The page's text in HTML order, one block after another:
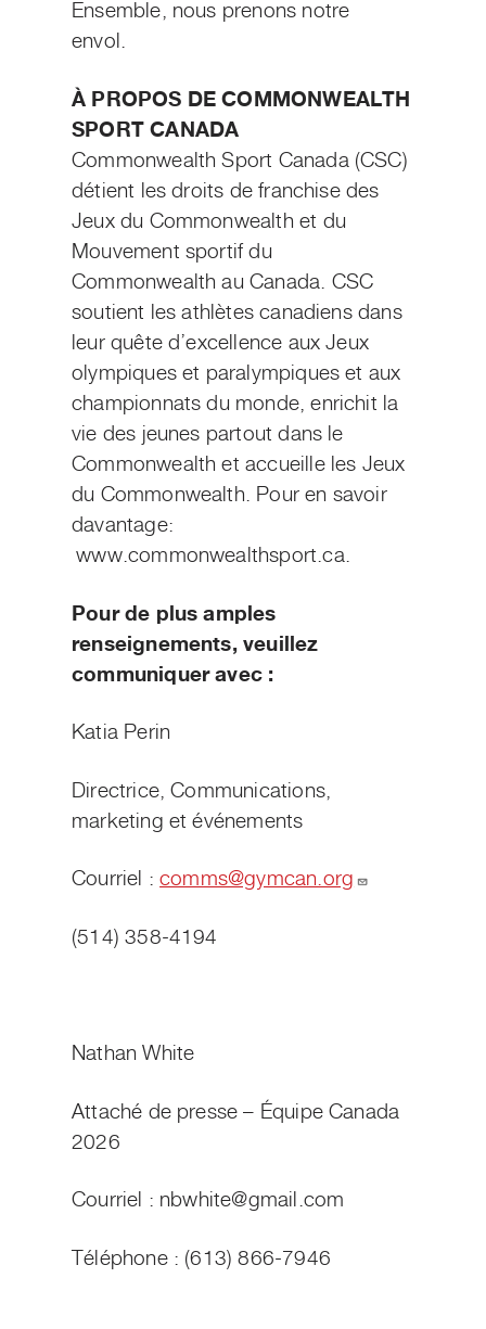
Ensemble, nous prenons notre
envol.
À PROPOS DE COMMONWEALTH
SPORT CANADA
Commonwealth Sport Canada (CSC)
détient les droits de franchise des
Jeux du Commonwealth et du
Mouvement sportif du
Commonwealth au Canada. CSC
soutient les athlètes canadiens dans
leur quête d’excellence aux Jeux
olympiques et paralympiques et aux
championnats du monde, enrichit la
vie des jeunes partout dans le
Commonwealth et accueille les Jeux
du Commonwealth. Pour en savoir
davantage:
www.commonwealthsport.ca.
Pour de plus amples
renseignements, veuillez
communiquer avec :
Katia Perin
Directrice, Communications,
marketing et événements
Courriel :comms@gymcan.org
(514) 358-4194
Nathan White
Attaché de presse – Équipe Canada
2026
Courriel : nbwhite@gmail.com
Téléphone : (613) 866-7946